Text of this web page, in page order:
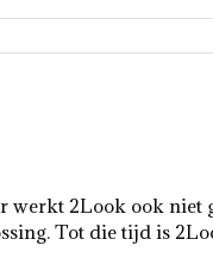
2Look ook
Tot die tijd is